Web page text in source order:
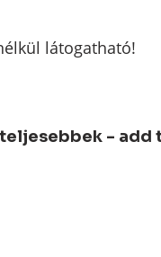
látogatható!
- add